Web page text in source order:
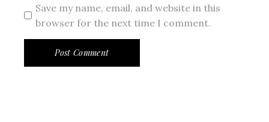
Save my name, email, and website in this
browser for the next time I comment.
Post Comment